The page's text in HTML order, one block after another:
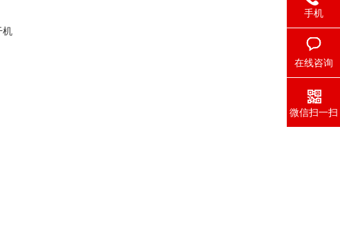
手机
在线咨询
微信扫一扫